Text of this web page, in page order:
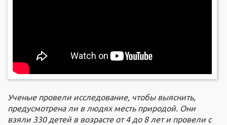
Ученые провели исследование, чтобы выяснить,
предусмотрена ли в людях месть природой. Они
взяли 330 детей в возрасте от 4 до 8 лет и провели с